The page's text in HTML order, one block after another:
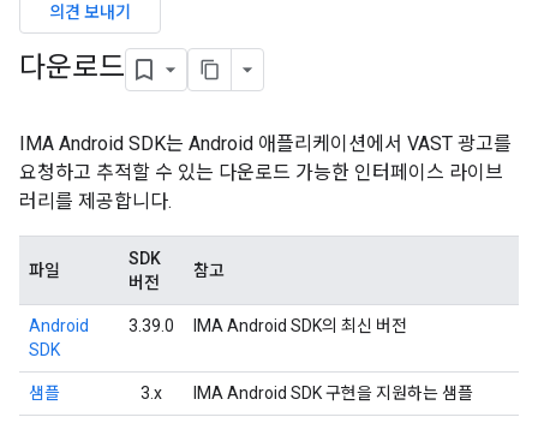
의견 보내기
다운로드
IMA Android SDK는 Android 애플리케이션에서 VAST 광고를
요청하고 추적할 수 있는 다운로드 가능한 인터페이스 라이브
러리를 제공합니다.
파일
SDK
버전
참고
Android
SDK
3.39.0 IMA Android SDK의 최신 버전
샘플 3.x IMA Android SDK 구현을 지원하는 샘플